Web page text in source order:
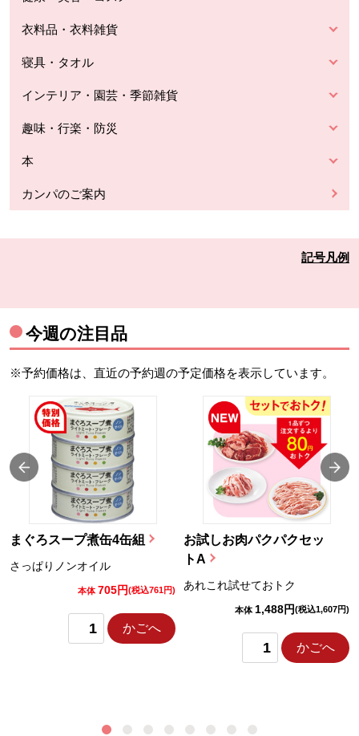
衣料品・衣料雑貨
寝具・タオル
インテリア・園芸・季節雑貨
趣味・行楽・防災
本
カンパのご案内
記号凡例
今週の注目品
※予約価格は、直近の予約週の予定価格を表示しています。
まぐろスープ煮缶4缶組
さっぱりノンオイル
本体 705円(税込761円)
かごへ
お試しお肉パクパクセッ
トA
あれこれ試せておトク
本体 1,488円(税込1,607円)
かごへ